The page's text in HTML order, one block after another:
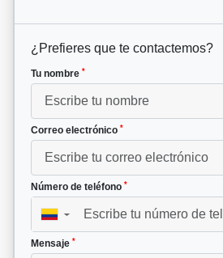
¿Prefieres que te contactemos?
Tu nombre *
Correo electrónico *
Número de teléfono *
▼
Mensaje *